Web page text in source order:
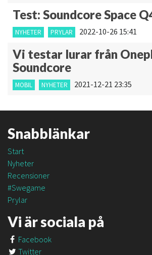
Test: Soundcore Space
NYHETER PRYLAR 2022-10-26 15:41
Vi testar lurar från
Soundcore
MOBIL NYHETER 2021-12-21 23:35
Snabblänkar
Start
Nyheter
Recensioner
#Swegame
Prylar
Vi är sociala på
Facebook
Twitter